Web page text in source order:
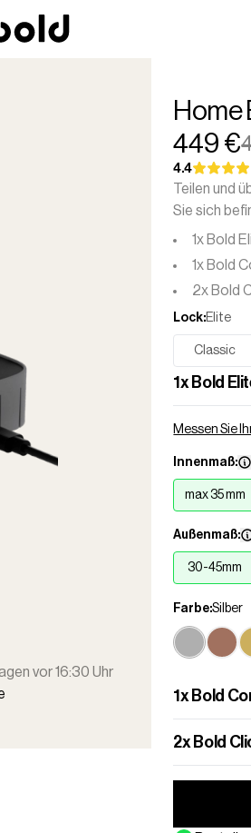
vor 16:30 Uhr
Home
449 €
4.4
Teilen und
Sie sich
1x Bold
1x Bold
2x Bold
Lock:Elite
Classic
1x Bold
Messen Sie
Innenmaß:
max 35 mm
Außenmaß:
30-45mm
Farbe:Silber
1x Bold
2x Bold